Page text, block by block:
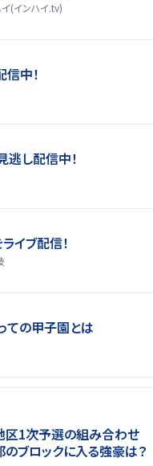
(インハイ.tv)
中！
し配信中！
イブ配信！
ての甲子園とは
1次予選の組み合わせ
ブロックに入る強豪は？